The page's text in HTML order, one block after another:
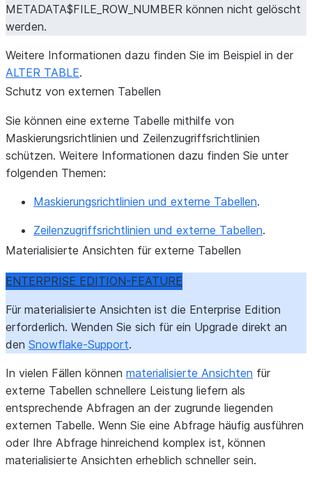
METADATA$FILE_ROW_NUMBER können nicht gelöscht
werden.
Weitere Informationen dazu finden Sie im Beispiel in der
ALTER TABLE.
Schutz von externen Tabellen
Sie können eine externe Tabelle mithilfe von
Maskierungsrichtlinien und Zeilenzugriffsrichtlinien
schützen. Weitere Informationen dazu finden Sie unter
folgenden Themen:
Maskierungsrichtlinien und externe Tabellen.
Zeilenzugriffsrichtlinien und externe Tabellen.
Materialisierte Ansichten für externe Tabellen
ENTERPRISE EDITION-FEATURE
Für materialisierte Ansichten ist die Enterprise Edition
erforderlich. Wenden Sie sich für ein Upgrade direkt an
den Snowflake-Support.
In vielen Fällen können materialisierte Ansichten für
externe Tabellen schnellere Leistung liefern als
entsprechende Abfragen an der zugrunde liegenden
externen Tabelle. Wenn Sie eine Abfrage häufig ausführen
oder Ihre Abfrage hinreichend komplex ist, können
materialisierte Ansichten erheblich schneller sein.